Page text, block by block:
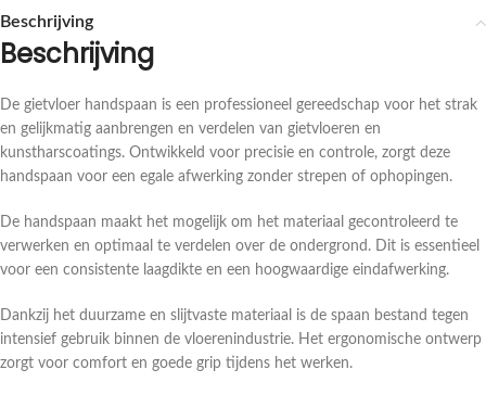
Beschrijving
Beschrijving
De gietvloer handspaan is een professioneel gereedschap voor het strak
en gelijkmatig aanbrengen en verdelen van gietvloeren en
kunstharscoatings. Ontwikkeld voor precisie en controle, zorgt deze
handspaan voor een egale afwerking zonder strepen of ophopingen.
De handspaan maakt het mogelijk om het materiaal gecontroleerd te
verwerken en optimaal te verdelen over de ondergrond. Dit is essentieel
voor een consistente laagdikte en een hoogwaardige eindafwerking.
Dankzij het duurzame en slijtvaste materiaal is de spaan bestand tegen
intensief gebruik binnen de vloerenindustrie. Het ergonomische ontwerp
zorgt voor comfort en goede grip tijdens het werken.